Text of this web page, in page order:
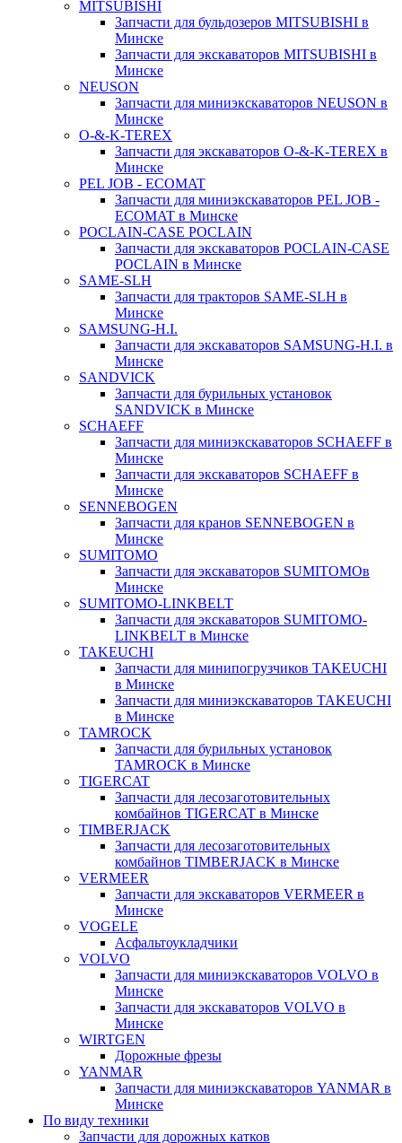
MITSUBISHI
Запчасти для бульдозеров MITSUBISHI в
Минске
Запчасти для экскаваторов MITSUBISHI в
Минске
NEUSON
Запчасти для миниэкскаваторов NEUSON в
Минске
O-&-K-TEREX
Запчасти для экскаваторов O-&-K-TEREX в
Минске
PEL JOB - ECOMAT
Запчасти для миниэкскаваторов PEL JOB -
ECOMAT в Минске
POCLAIN-CASE POCLAIN
Запчасти для экскаваторов POCLAIN-CASE
POCLAIN в Минске
SAME-SLH
Запчасти для тракторов SAME-SLH в
Минске
SAMSUNG-H.I.
Запчасти для экскаваторов SAMSUNG-H.I. в
Минске
SANDVICK
Запчасти для бурильных установок
SANDVICK в Минске
SCHAEFF
Запчасти для миниэкскаваторов SCHAEFF в
Минске
Запчасти для экскаваторов SCHAEFF в
Минске
SENNEBOGEN
Запчасти для кранов SENNEBOGEN в
Минске
SUMITOMO
Запчасти для экскаваторов SUMITOMOв
Минске
SUMITOMO-LINKBELT
Запчасти для экскаваторов SUMITOMO-
LINKBELT в Минске
TAKEUCHI
Запчасти для минипогрузчиков TAKEUCHI
в Минске
Запчасти для миниэкскаваторов TAKEUCHI
в Минске
TAMROCK
Запчасти для бурильных установок
TAMROCK в Минске
TIGERCAT
Запчасти для лесозаготовительных
комбайнов TIGERCAT в Минске
TIMBERJACK
Запчасти для лесозаготовительных
комбайнов TIMBERJACK в Минске
VERMEER
Запчасти для экскаваторов VERMEER в
Минске
VOGELE
Асфальтоукладчики
VOLVO
Запчасти для миниэкскаваторов VOLVO в
Минске
Запчасти для экскаваторов VOLVO в
Минске
WIRTGEN
Дорожные фрезы
YANMAR
Запчасти для миниэкскаваторов YANMAR в
Минске
По виду техники
Запчасти для дорожных катков